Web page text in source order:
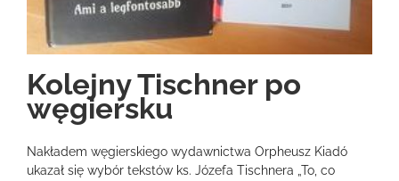
Kolejny Tischner po
węgiersku
Nakładem węgierskiego wydawnictwa Orpheusz Kiadó
ukazał się wybór tekstów ks. Józefa Tischnera „To, co